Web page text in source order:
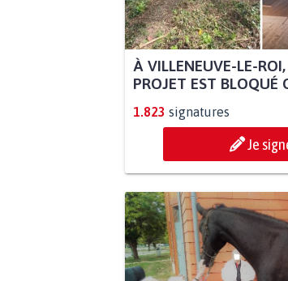
À VILLENEUVE-LE-
PROJET EST BLOQUÉ
1.823 signatures
Je